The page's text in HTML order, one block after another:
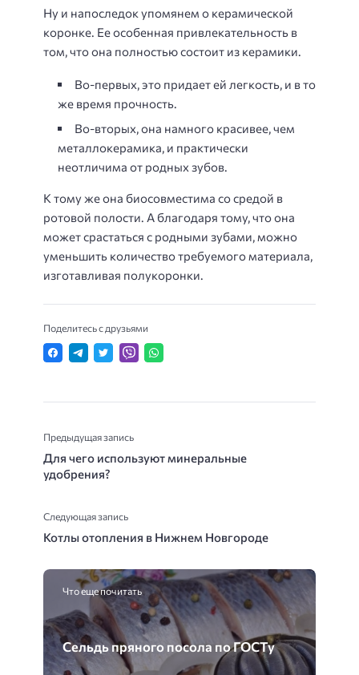
Ну и напоследок упомянем о керамической
коронке. Ее особенная привлекательность в
том, что она полностью состоит из керамики.
Во-первых, это придает ей легкость, и в то
же время прочность.
Во-вторых, она намного красивее, чем
металлокерамика, и практически
неотличима от родных зубов.
К тому же она биосовместима со средой в
ротовой полости. А благодаря тому, что она
может срастаться с родными зубами, можно
уменьшить количество требуемого материала,
изготавливая полукоронки.
Поделитесь с друзьями
Предыдущая запись
Для чего используют минеральные
удобрения?
Следующая запись
Котлы отопления в Нижнем Новгороде
Что еще почитать
Сельдь пряного посола по ГОСТу